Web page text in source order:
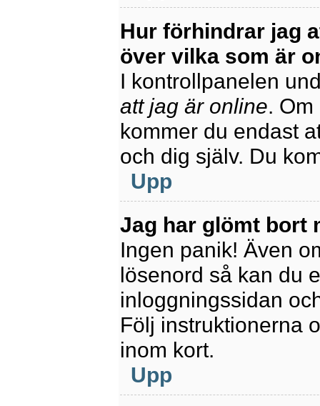
Hur förhindrar jag
över vilka som är
I kontrollpanelen
att jag är online.
kommer du endast
och dig själv. Du
Upp
Jag har glömt bort
Ingen panik! Även
lösenord så kan du
inloggningssidan
Följ instruktionerna
inom kort.
Upp